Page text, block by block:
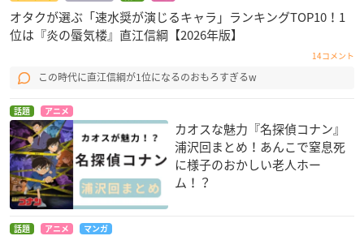
オタクが選ぶ「速水奨が演じるキャラ」ランキングTOP10！1
位は『炎の蜃気楼』直江信綱【2026年版】
14コメント
この時代に直江信綱が1位になるのおもろすぎるw
話題 アニメ
カオスな魅力『名探偵コナン』
浦沢回まとめ！あんこで窒息死
に様子のおかしい老人ホー
ム！？
話題 アニメ マンガ